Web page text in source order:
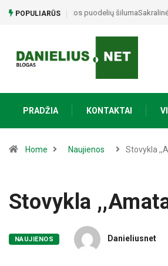
POPULIARŪS Sakralinės muzikos
PRADŽIA KONTAKTAI
Home Naujienos Stovykla
Stovykla
NAUJIENOS Danieliusnet